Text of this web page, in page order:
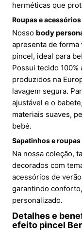
herméticas que
Roupas e acessórios
Nosso body
apresenta de
pincel, ideal para
Possui tecido
produzidos na
lavagem segura.
ajustável e o
materiais suaves,
bebé.
Sapatinhos e roupas
Na nossa coleção,
decorados com
acessórios de
garantindo
personalizado.
Detalhes e
efeito pincel